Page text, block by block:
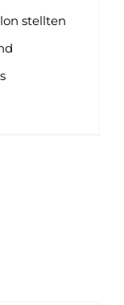
stellten